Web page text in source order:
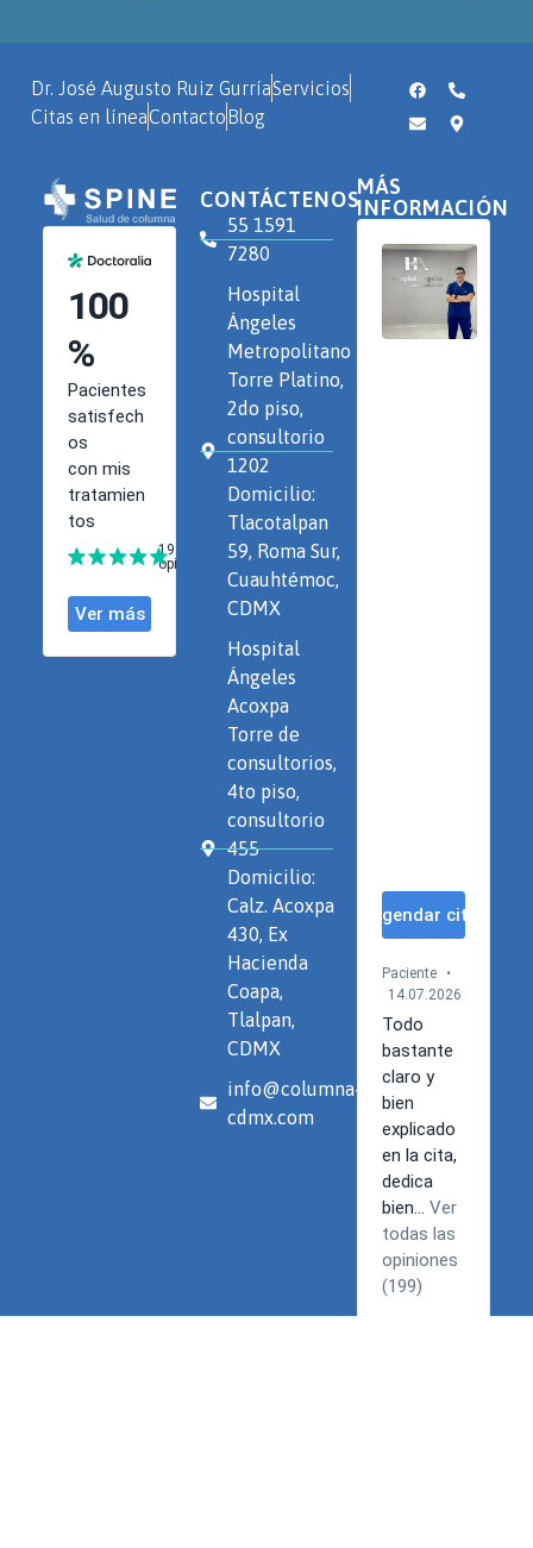
Dr. José Augusto Ruiz GurríaServicios
Citas en líneaContacto Blog
CONTÁCTENOS
55 1591
7280
Hospital
Ángeles
Metropolitano
Torre Platino,
2do piso,
consultorio
1202
Domicilio:
Tlacotalpan
59, Roma Sur,
Cuauhtémoc,
CDMX
Hospital
Ángeles
Acoxpa
Torre de
consultorios,
4to piso,
consultorio
455
Domicilio:
Calz. Acoxpa
430, Ex
Hacienda
Coapa,
Tlalpan,
CDMX
info@columna-
cdmx.com
MÁS
INFORMACIÓN